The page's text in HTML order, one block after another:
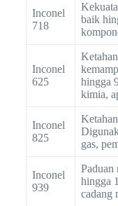
Inconel
718
baik
Inconel
625
hingga
kimia,
Inconel
825
gas,
Inconel
939
Paduan
hingga
cadang